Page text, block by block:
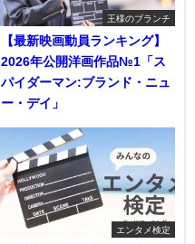
王様のブランチ
【最新映画動員ランキング】
2026年公開洋画作品№1「ス
パイダーマン:ブランド・ニュ
ー・デイ」
エンタメ検定